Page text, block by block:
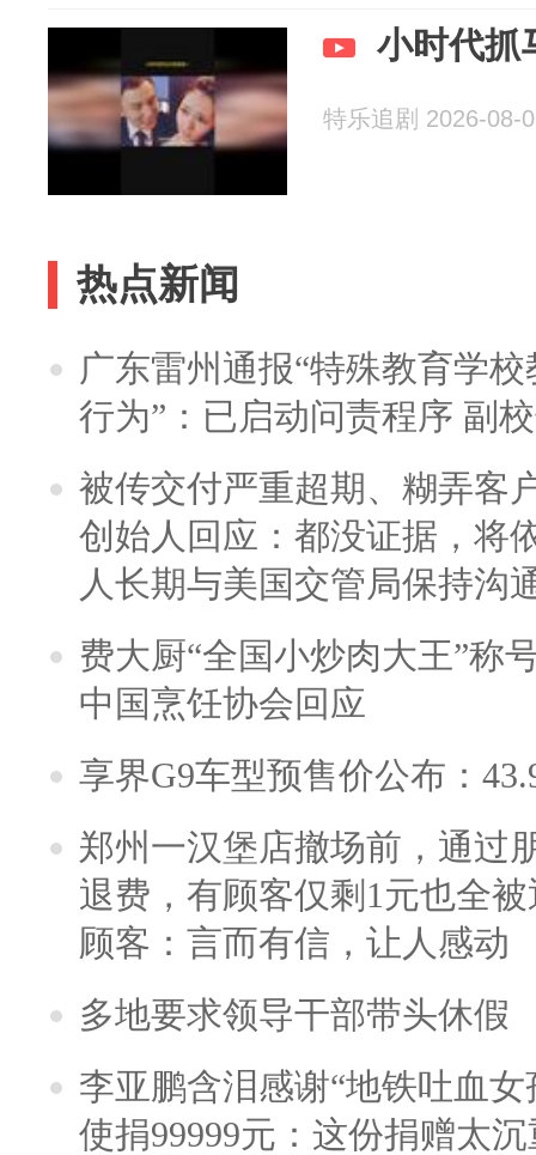
小时代抓
特乐追剧 2026-08-
热点新闻
广东雷州通报“特殊教育学
行为”：已启动问责程序 副
被传交付严重超期、糊弄客
创始人回应：都没证据，将
人长期与美国交管局保持沟
费大厨“全国小炒肉大王”称
中国烹饪协会回应
享界G9车型预售价公布：
郑州一汉堡店撤场前，通过
退费，有顾客仅剩1元也全
顾客：言而有信，让人感动
多地要求领导干部带头休假
李亚鹏含泪感谢“地铁吐血
使捐99999元：这份捐赠太